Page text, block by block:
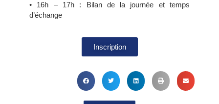
• 16h – 17h : Bilan de la journée et temps
d’échange
Inscription